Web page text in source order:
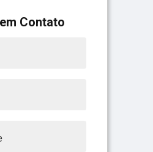
Contato